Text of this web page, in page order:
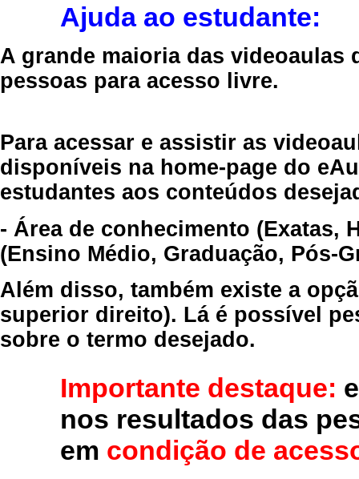
Ajuda ao estudante:
A grande maioria das videoaulas
pessoas para acesso livre.
Para acessar e assistir as
disponíveis na home-page do
estudantes aos conteúdos
- Área de conhecimento (Exatas,
(Ensino Médio, Graduação, Pós-
Além disso, também existe a
superior direito). Lá é possível
sobre o termo desejado.
Importante destaque:
nos resultados das
em condição de